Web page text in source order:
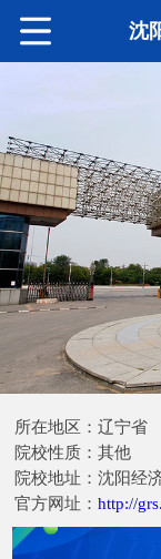
沈
所在地区：辽宁省
院校性质：其他
院校地址：沈阳经
官方网址：http://